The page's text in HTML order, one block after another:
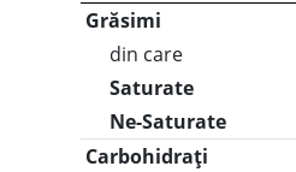
Grăsimi
din care
Saturate
Ne-Saturate
Carbohidrați